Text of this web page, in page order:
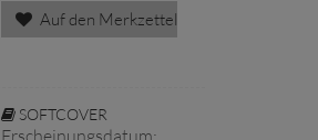
Auf den Merkzettel
SOFTCOVER
Erscheinungsdatum: